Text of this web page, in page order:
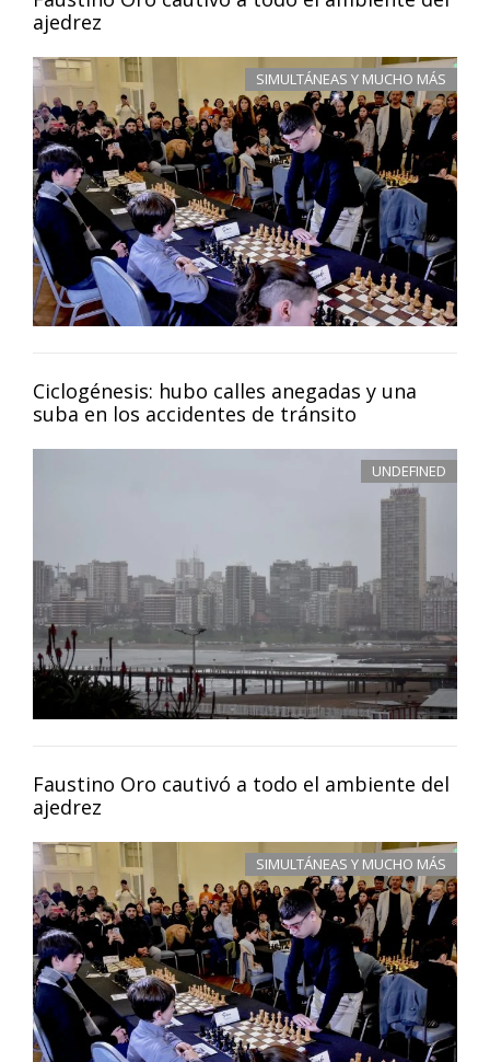
ajedrez
SIMULTÁNEAS Y MUCHO MÁS
Ciclogénesis: hubo calles anegadas y una
suba en los accidentes de tránsito
UNDEFINED
Faustino Oro cautivó a todo el ambiente del
ajedrez
SIMULTÁNEAS Y MUCHO MÁS